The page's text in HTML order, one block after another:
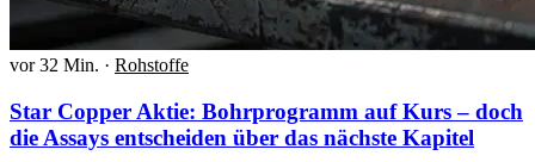
vor 32 Min. · Rohstoffe
Star Copper Aktie: Bohrprogramm auf Kurs – doch
die Assays entscheiden über das nächste Kapitel